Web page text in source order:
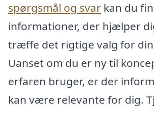
spørgsmål og svar kan du
informationer, der hjælper
træffe det rigtige valg for
Uanset om du er ny til
erfaren bruger, er der
kan være relevante for dig.